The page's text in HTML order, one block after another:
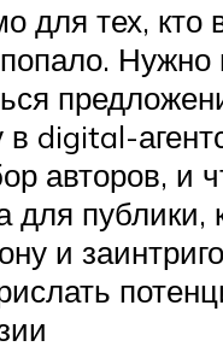
для тех,
Нужно
digital-
авторов, и
для
и